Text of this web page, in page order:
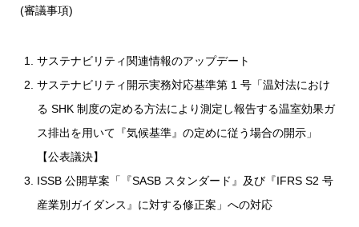
(審議事項)
サステナビリティ関連情報のアップデート
サステナビリティ開示実務対応基準第 1 号「温対法におけ
る SHK 制度の定める方法により測定し報告する温室効果ガ
ス排出を用いて『気候基準』の定めに従う場合の開示」
【公表議決】
ISSB 公開草案「『SASB スタンダード』及び『IFRS S2 号
産業別ガイダンス』に対する修正案」への対応